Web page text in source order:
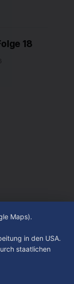
18
Maps).
in den USA.
staatlichen